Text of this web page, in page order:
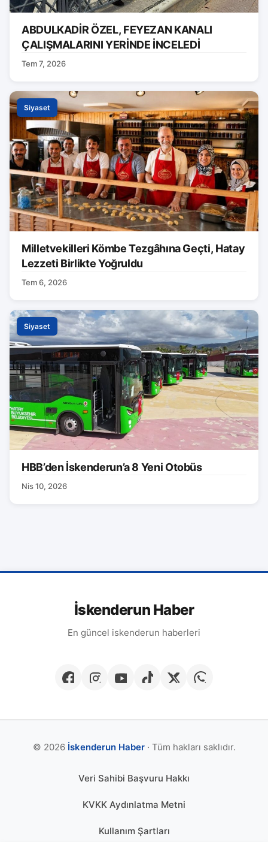
ABDULKADİR ÖZEL, FEYEZAN KANALI
ÇALIŞMALARINI YERİNDE İNCELEDİ
Tem 7, 2026
Siyaset
Milletvekilleri Kömbe Tezgâhına Geçti, Hatay
Lezzeti Birlikte Yoğruldu
Tem 6, 2026
Siyaset
HBB’den İskenderun’a 8 Yeni Otobüs
Nis 10, 2026
İskenderun Haber
En güncel iskenderun haberleri
© 2026 İskenderun Haber· Tüm hakları saklıdır.
Veri Sahibi Başvuru Hakkı
KVKK Aydınlatma Metni
Kullanım Şartları